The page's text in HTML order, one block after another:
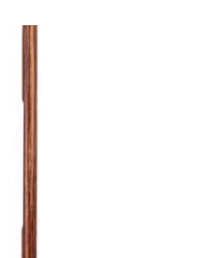
Dieses Produkt weist mehrere Varianten auf. Die Optionen können auf der Produktseite gewählt werden